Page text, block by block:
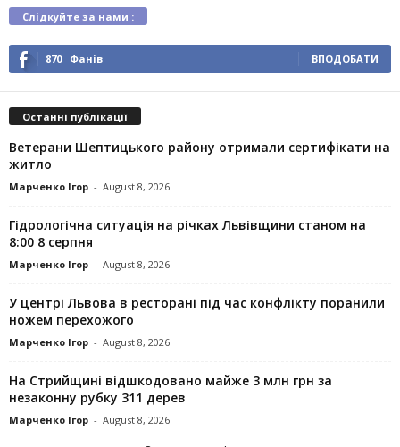
Слідкуйте за нами :
870 Фанів ВПОДОБАТИ
Останні публікації
Ветерани Шептицького району отримали сертифікати на
житло
Марченко Ігор - August 8, 2026
Гідрологічна ситуація на річках Львівщини станом на
8:00 8 серпня
Марченко Ігор - August 8, 2026
У центрі Львова в ресторані під час конфлікту поранили
ножем перехожого
Марченко Ігор - August 8, 2026
На Стрийщині відшкодовано майже 3 млн грн за
незаконну рубку 311 дерев
Марченко Ігор - August 8, 2026